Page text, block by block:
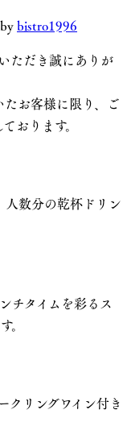
bybistro1996
ただき誠にありが
お客様に限り、ご
おります。
数分の乾杯ドリン
チタイムを彩るス
クリングワイン付き